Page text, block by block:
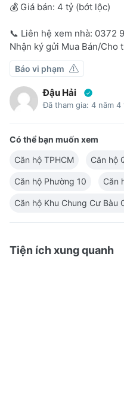
💰 Giá bán: 4 tỷ (bớt lộc)
📞 Liên hệ xem nhà: 0372
Nhận ký gửi Mua Bán/Cho
Báo vi phạm
Đậu Hải
Đã tham gia: 4 năm 4
Có thể bạn muốn xem
Căn hộ TPHCM
Căn hộ
Căn hộ Phường 10 Căn
Căn hộ Khu Chung Cư Bàu
Tiện ích xung quanh